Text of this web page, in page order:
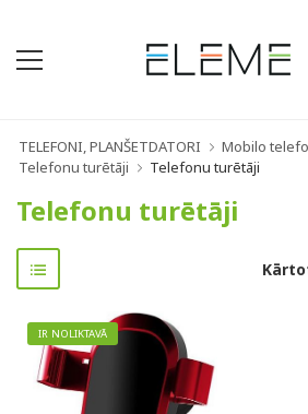
TELEFONI, PLANŠETDATORI
Mobilo
Telefonu turētāji
Telefonu turētāji
Telefonu turētāji
IR NOLIKTAVĀ